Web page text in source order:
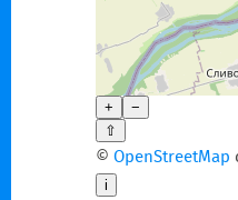
+
−
⇧
© OpenStreetMap
i